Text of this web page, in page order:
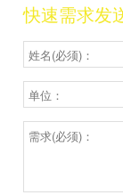
快速需求发